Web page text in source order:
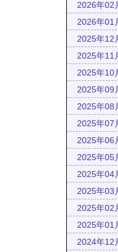
2026年02
2026年01
2025年12
2025年11
2025年10
2025年09
2025年08
2025年07
2025年06
2025年05
2025年04
2025年03
2025年02
2025年01
2024年12